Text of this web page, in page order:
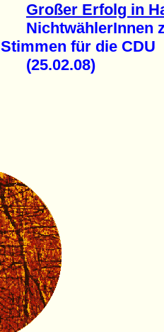
Großer Erfolg in
NichtwählerInnen
Stimmen für die CDU
(25.02.08)